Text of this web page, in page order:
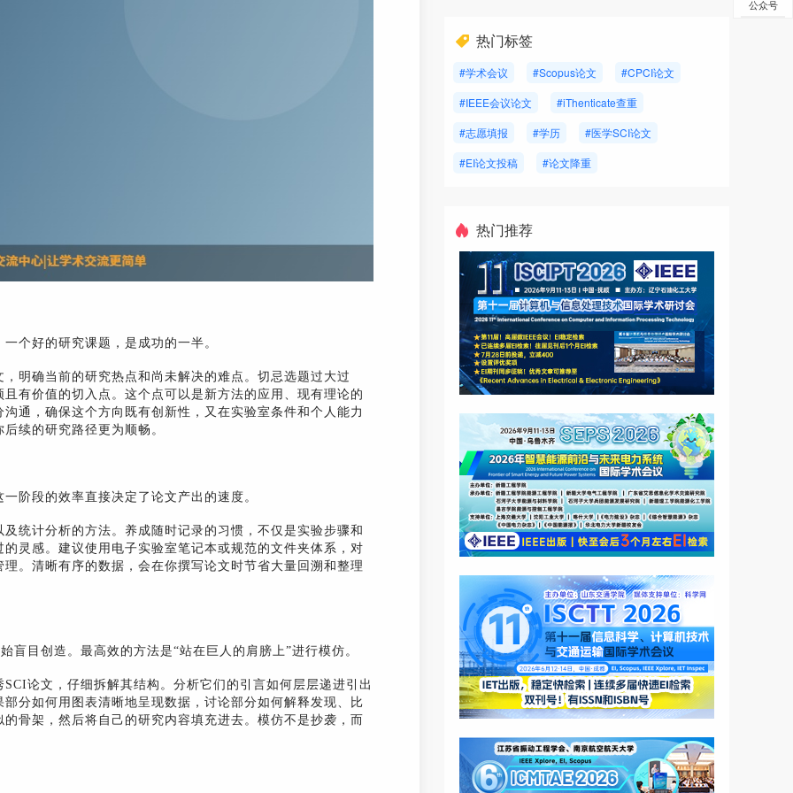
个好的研究课题，是成功的一半。
明确当前的研究热点和尚未解决的难点。切忌选题过大过
有价值的切入点。这个点可以是新方法的应用、现有理论的
通，确保这个方向既有创新性，又在实验室条件和个人能力
续的研究路径更为顺畅。
阶段的效率直接决定了论文产出的速度。
统计分析的方法。养成随时记录的习惯，不仅是实验步骤和
灵感。建议使用电子实验室笔记本或规范的文件夹体系，对
。清晰有序的数据，会在你撰写论文时节省大量回溯和整理
盲目创造。最高效的方法是“站在巨人的肩膀上”进行模仿。
论文，仔细拆解其结构。分析它们的引言如何层层递进引出
分如何用图表清晰地呈现数据，讨论部分如何解释发现、比
骨架，然后将自己的研究内容填充进去。模仿不是抄袭，而
热门标签
#学术会议 #Scopus论文
#CPCI论文
#IEEE会议论文
#iThenticate查重
#志愿填报
#学历
#医学SCI论文
#EI论文投稿
#论文降重
热门推荐
公众号